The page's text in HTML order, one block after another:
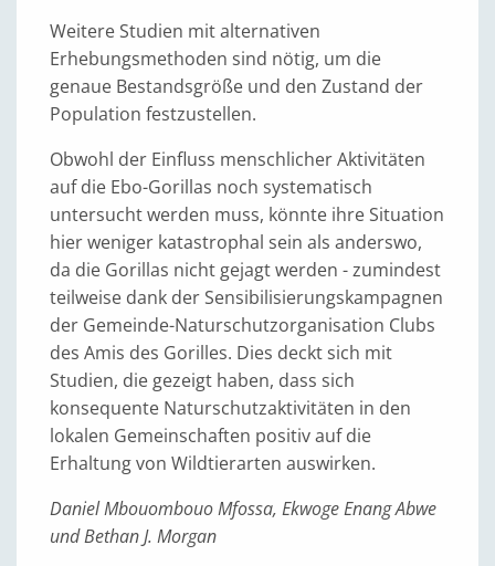
Weitere Studien mit alternativen
Erhebungsmethoden sind nötig, um die
genaue Bestandsgröße und den Zustand der
Population festzustellen.
Obwohl der Einfluss menschlicher Aktivitäten
auf die Ebo-Gorillas noch systematisch
untersucht werden muss, könnte ihre Situation
hier weniger katastrophal sein als anderswo,
da die Gorillas nicht gejagt werden - zumindest
teilweise dank der Sensibilisierungskampagnen
der Gemeinde-Naturschutzorganisation Clubs
des Amis des Gorilles. Dies deckt sich mit
Studien, die gezeigt haben, dass sich
konsequente Naturschutzaktivitäten in den
lokalen Gemeinschaften positiv auf die
Erhaltung von Wildtierarten auswirken.
Daniel Mbouombouo Mfossa, Ekwoge Enang Abwe
und Bethan J. Morgan